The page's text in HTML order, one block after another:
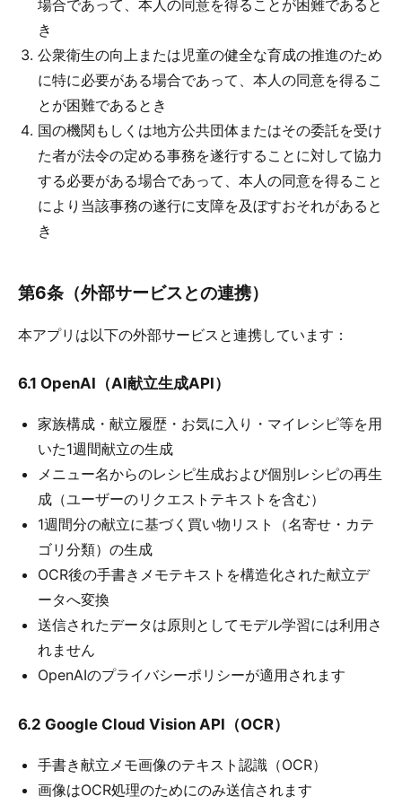
場合であって、本人の同意を得ることが困難であると
き
公衆衛生の向上または児童の健全な育成の推進のため
に特に必要がある場合であって、本人の同意を得るこ
とが困難であるとき
国の機関もしくは地方公共団体またはその委託を受け
た者が法令の定める事務を遂行することに対して協力
する必要がある場合であって、本人の同意を得ること
により当該事務の遂行に支障を及ぼすおそれがあると
き
第6条（外部サービスとの連携）
本アプリは以下の外部サービスと連携しています：
6.1 OpenAI（AI献立生成API）
家族構成・献立履歴・お気に入り・マイレシピ等を用
いた1週間献立の生成
メニュー名からのレシピ生成および個別レシピの再生
成（ユーザーのリクエストテキストを含む）
1週間分の献立に基づく買い物リスト（名寄せ・カテ
ゴリ分類）の生成
OCR後の手書きメモテキストを構造化された献立デ
ータへ変換
送信されたデータは原則としてモデル学習には利用さ
れません
OpenAIのプライバシーポリシーが適用されます
6.2 Google Cloud Vision API（OCR）
手書き献立メモ画像のテキスト認識（OCR）
画像はOCR処理のためにのみ送信されます